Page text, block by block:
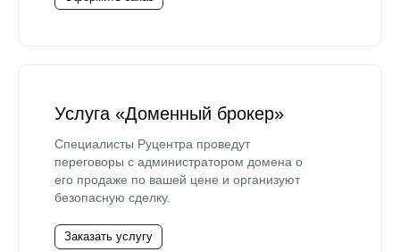
Услуга «Доменный брокер»
Специалисты Руцентра проведут
переговоры с администратором домена о
его продаже по вашей цене и организуют
безопасную сделку.
Заказать услугу